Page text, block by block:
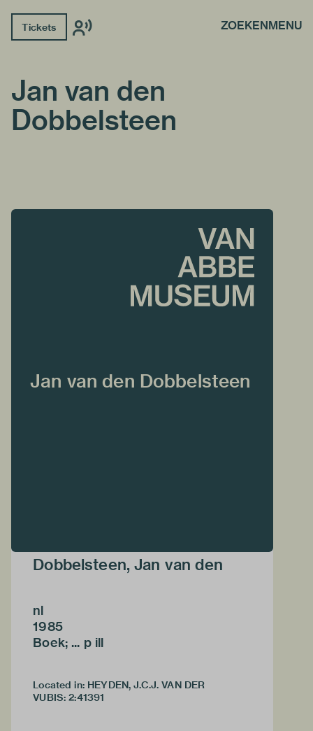
Tickets ZOEKENMENU
Jan van den
Dobbelsteen
Jan van den Dobbelsteen
Dobbelsteen, Jan van den
nl
1985
Boek; ... p ill
Located in: HEYDEN, J.C.J. VAN DER
VUBIS: 2:41391